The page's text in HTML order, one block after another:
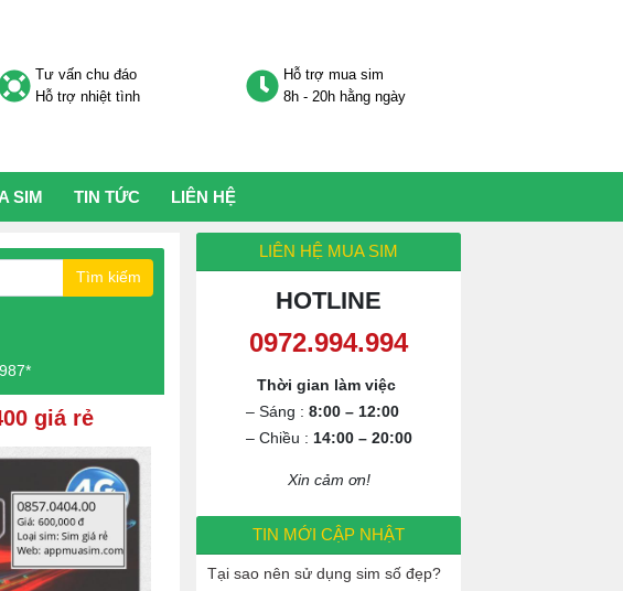
Tư vấn chu đáo
Hỗ trợ nhiệt tình
Hỗ trợ mua sim
8h - 20h hằng ngày
SIM TIN TỨC LIÊN HỆ
Tìm kiếm
giá rẻ
LIÊN HỆ MUA SIM
HOTLINE
0972.994.994
Thời gian làm việc
– Sáng : 8:00 – 12:00
– Chiều : 14:00 – 20:00
Xin cảm ơn!
TIN MỚI CẬP NHẬT
Tại sao nên sử dụng sim số đẹp?